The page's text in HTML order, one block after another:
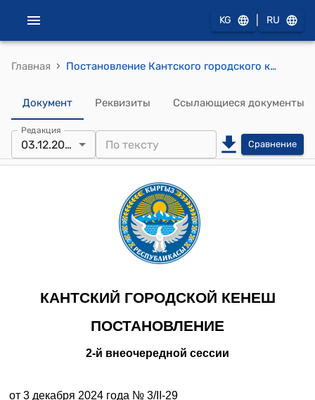
KG RU
Главная › Постановление Кантского городского кенеша от 3 декабря 2024 года № 3/II-29 "О реализации Указа Президента Кыргызской Республики от 20 сентября 2024 года УП №271 "О проведении очередного III Народного Курултая"
Документ Реквизиты Ссылающиеся документы
Редакция
03.12.2024 Сравнение